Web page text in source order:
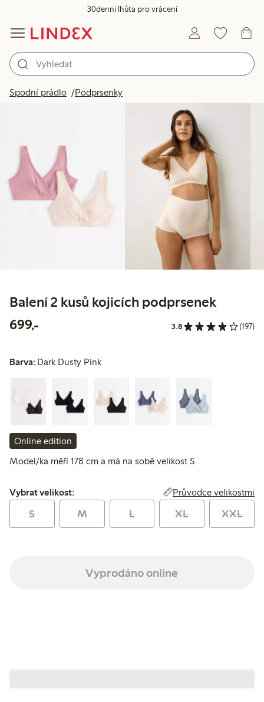
30denní lhůta pro vrácení
Spodní prádlo Podprsenky
Balení 2 kusů kojicích podprsenek
699,-699,00 Kč 3.8 (197)
Barva: Dark Dusty Pink
Online edition
Model/ka měří 178 cm a má na sobě velikost S
Vybrat velikost:
Vybrat velikost: Průvodce velikostmi
S M L XL XXL
Vyprodáno online